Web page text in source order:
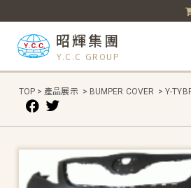
昭輝集團
Y.C.C GROUP
TOP > 產品展示 > BUMPER COVER > Y-